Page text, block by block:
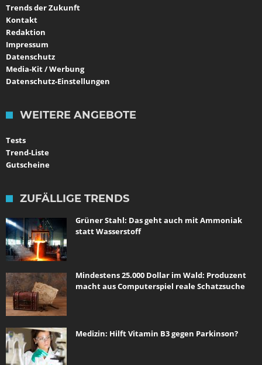
Trends der Zukunft
Kontakt
Redaktion
Impressum
Datenschutz
Media-Kit / Werbung
Datenschutz-Einstellungen
WEITERE ANGEBOTE
Tests
Trend-Liste
Gutscheine
ZUFÄLLIGE TRENDS
Grüner Stahl: Das geht auch mit Ammoniak
statt Wasserstoff
Mindestens 25.000 Dollar im Wald: Produzent
macht aus Computerspiel reale Schatzsuche
Medizin: Hilft Vitamin B3 gegen Parkinson?